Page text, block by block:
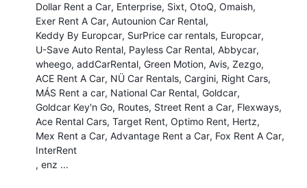
Dollar Rent a Car Enterprise Sixt OtoQ Omaish
Exer Rent A Car Autounion Car Rental
Keddy By Europcar SurPrice car rentals Europcar
U-Save Auto Rental Payless Car Rental Abbycar
wheego addCarRental Green Motion Avis Zezgo
ACE Rent A Car NÜ Car Rentals Cargini Right Cars
MÁS Rent a car National Car Rental Goldcar
Goldcar Key'n Go Routes Street Rent a Car Flexways
Ace Rental Cars Target Rent Optimo Rent Hertz
Mex Rent a Car Advantage Rent a Car Fox Rent A Car
InterRent
, enz ...